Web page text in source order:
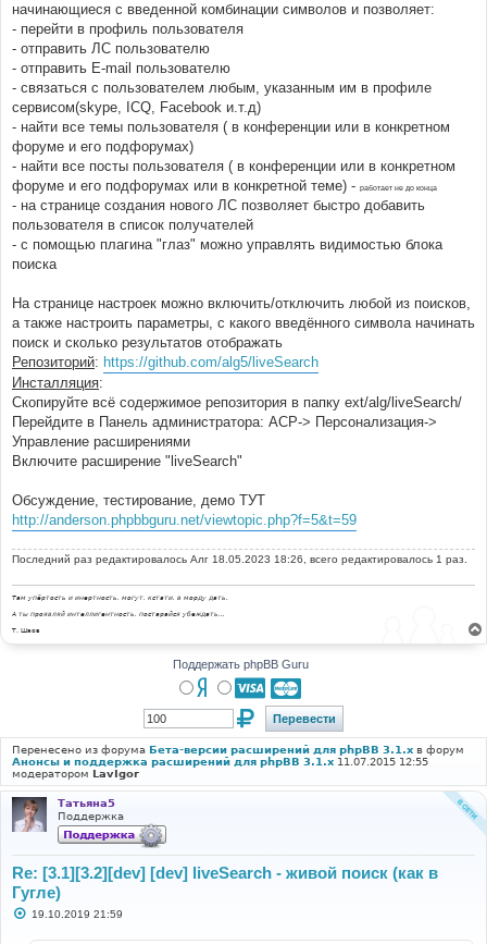
начинающиеся с введенной комбинации символов и позволяет:
- перейти в профиль пользователя
- отправить ЛС пользователю
- отправить E-mail пользователю
- связаться с пользователем любым, указанным им в профиле
сервисом(skype, ICQ, Facebook и.т.д)
- найти все темы пользователя ( в конференции или в конкретном
форуме и его подфорумах)
- найти все посты пользователя ( в конференции или в конкретном
форуме и его подфорумах или в конкретной теме) - работает не до конца
- на странице создания нового ЛС позволяет быстро добавить
пользователя в список получателей
- с помощью плагина "глаз" можно управлять видимостью блока
поиска
На странице настроек можно включить/отключить любой из поисков,
а также настроить параметры, с какого введённого символа начинать
поиск и сколько результатов отображать
Репозиторий: https://github.com/alg5/liveSearch
Инсталляция:
Скопируйте всё содержимое репозитория в папку ext/alg/liveSearch/
Перейдите в Панель администратора: АСР-> Персонализация->
Управление расширениями
Включите расширение "liveSearch"
Обсуждение, тестирование, демо ТУТ
http://anderson.phpbbguru.net/viewtopic.php?f=5&t=59
Последний раз редактировалось Алг 18.05.2023 18:26, всего редактировалось 1 раз.
Там упёртость и инертность, могут, кстати, в морду дать.
А ты проявляй интеллигентность, постарайся убеждать...
Т. Шаов
Поддержать phpBB Guru
Перенесено из форума Бета-версии расширений для phpBB 3.1.x в форум
Анонсы и поддержка расширений для phpBB 3.1.x 11.07.2015 12:55
модератором LavIgor
Татьяна5
Поддержка
Re: [3.1][3.2][dev] [dev] liveSearch - живой поиск (как в
Гугле)
С19.10.2019 21:59